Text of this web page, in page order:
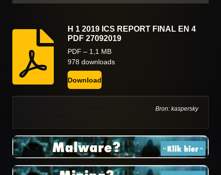
H 1 2019 ICS REPORT FINAL EN 4
PDF 27092019
PDF – 1,1 MB
978 downloads
Download
Bron: kaspersky